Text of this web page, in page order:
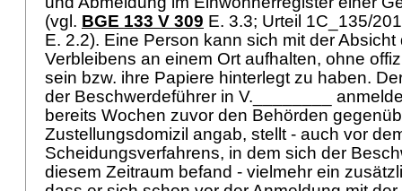
(vgl. BGE 133 V 309 E. 3.3; Urteil 1C_135/
E. 2.2). Eine Person kann sich mit der
Verbleibens an einem Ort aufhalten, ohne
sein bzw. ihre Papiere hinterlegt zu haben.
der Beschwerdeführer in V.________
bereits Wochen zuvor den Behörden
Zustellungsdomizil angab, stellt - auch vor
Scheidungsverfahrens, in dem sich der
diesem Zeitraum befand - vielmehr ein